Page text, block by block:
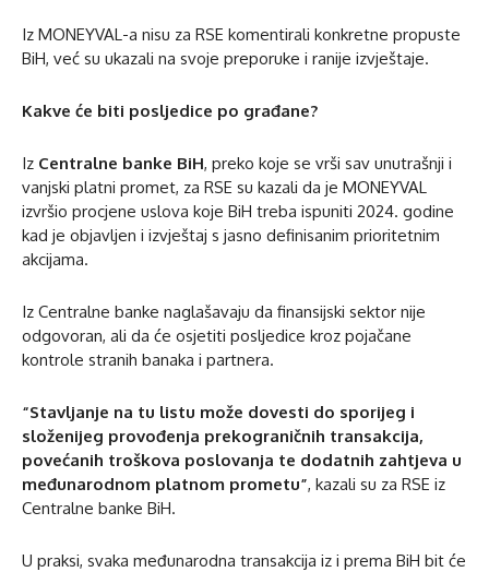
Iz MONEYVAL-a nisu za RSE komentirali konkretne propuste
BiH, već su ukazali na svoje preporuke i ranije izvještaje.
Kakve će biti posljedice po građane?
Iz Centralne banke BiH, preko koje se vrši sav unutrašnji i
vanjski platni promet, za RSE su kazali da je MONEYVAL
izvršio procjene uslova koje BiH treba ispuniti 2024. godine
kad je objavljen i izvještaj s jasno definisanim prioritetnim
akcijama.
Iz Centralne banke naglašavaju da finansijski sektor nije
odgovoran, ali da će osjetiti posljedice kroz pojačane
kontrole stranih banaka i partnera.
“Stavljanje na tu listu može dovesti do sporijeg i
složenijeg provođenja prekograničnih transakcija,
povećanih troškova poslovanja te dodatnih zahtjeva u
međunarodnom platnom prometu”, kazali su za RSE iz
Centralne banke BiH.
U praksi, svaka međunarodna transakcija iz i prema BiH bit će